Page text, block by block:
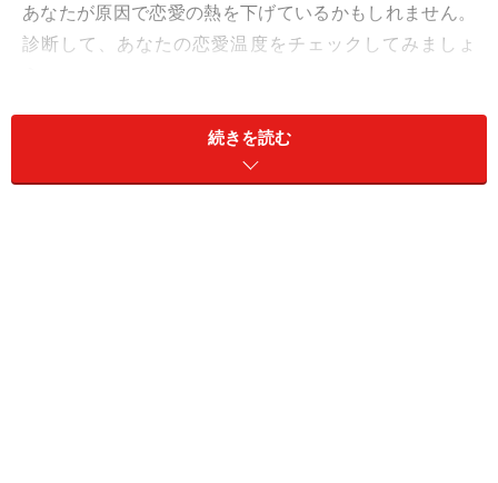
あなたが原因で恋愛の熱を下げているかもしれません。
診断して、あなたの恋愛温度をチェックしてみましょ
髪型や服装など、外見の変化に気付かない
続きを読む